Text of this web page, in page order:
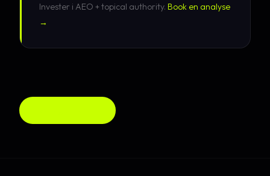
Invester i AEO + topical authority. Book en analyse
→